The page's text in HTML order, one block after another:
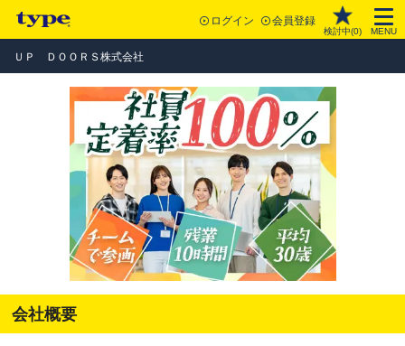
ログイン 会員登録
検討中(0) MENU
ＵＰ ＤＯＯＲＳ株式会社
会社概要